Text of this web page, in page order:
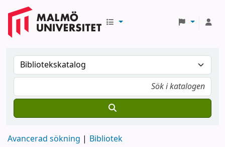
Avancerad sökning Bibliotek